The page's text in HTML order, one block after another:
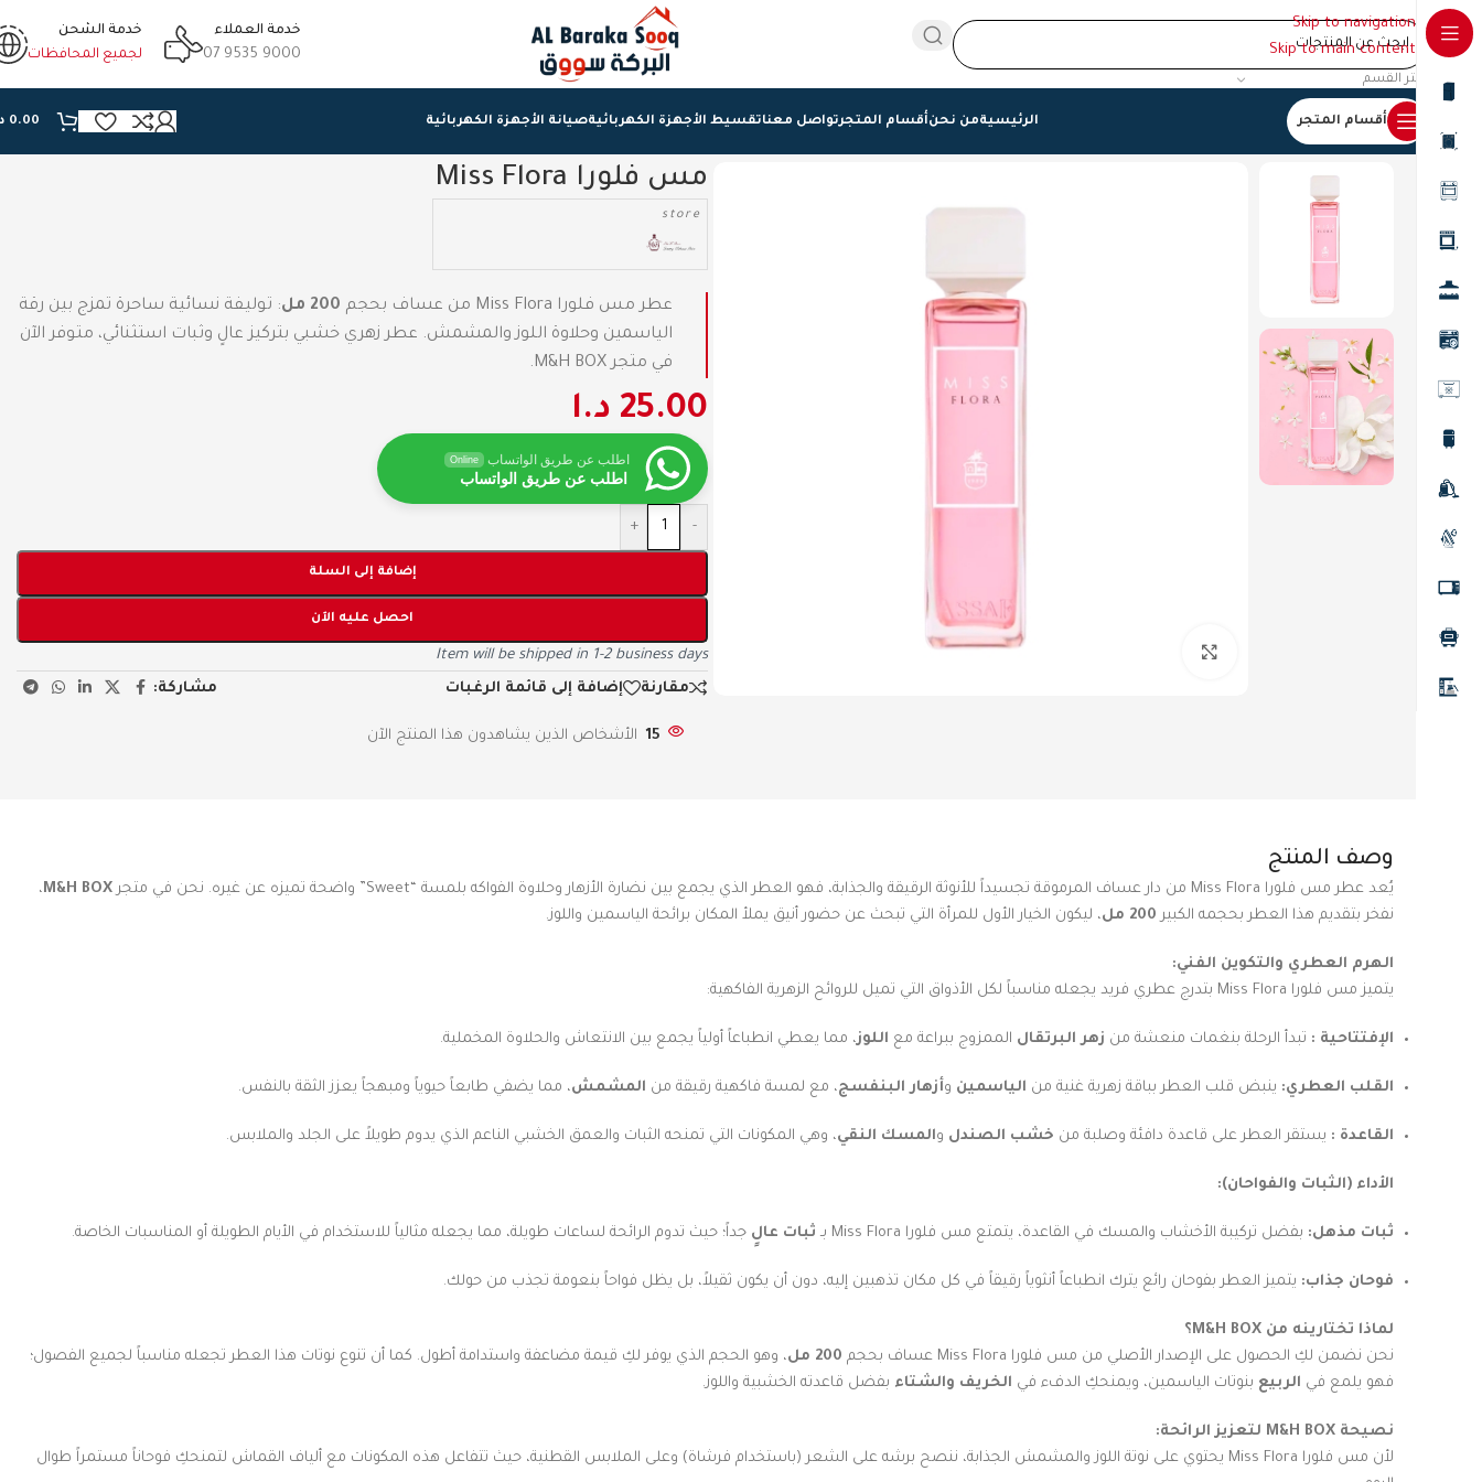
Skip to navigation
Skip to main content
اختر القسم
خدمة العملاء
07 9535 9000
خدمة الشحن
لجميع المحافظات
أقسام المتجر الرئيسيةمن نحنأقسام المتجرتواصل معناتقسيط الأجهزة الكهربائيةصيانة الأجهزة الكهربائية 0.00
الرئيسية/عطور/عطور نسائية
مس فلورا Miss Flora
store
عطر مس فلورا Miss Flora من عساف بحجم 200 مل
: توليفة نسائية ساحرة تمزج بين رقة
الياسمين وحلاوة اللوز والمشمش. عطر زهري خشبي بتركيز عالٍ وثبات استثنائي، متوفر الآن
في متجر M&H BOX.
25.00 د.ا
اطلب عن طريق الواتساب Online
اطلب عن طريق الواتساب
-
+
إضافة إلى السلة
احصل عليه الآن
Item will be shipped in 1-2 business days
مقارنة إضافة إلى قائمة الرغبات مشاركة:
15 الأشخاص الذين يشاهدون هذا المنتج الآن
وصف المنتج
يُعد عطر مس فلورا Miss Flora من دار عساف المرموقة تجسيداً للأنوثة الرقيقة والجذابة، فهو العطر الذي يجمع بين نضارة الأزهار وحلاوة الفواكه بلمسة “Sweet” واضحة تميزه عن غيره. نحن في متجر M&H BOX،
نفخر بتقديم هذا العطر بحجمه الكبير 200 مل ، ليكون الخيار الأول للمرأة التي تبحث عن حضور أنيق يملأ المكان برائحة الياسمين واللوز.
الهرم العطري والتكوين الفني:
يتميز مس فلورا Miss Flora بتدرج عطري فريد يجعله مناسباً لكل الأذواق التي تميل للروائح الزهرية الفاكهية:
الإفتتاحية : تبدأ الرحلة بنغمات منعشة من زهر البرتقال الممزوج ببراعة مع اللوز، مما يعطي انطباعاً أولياً يجمع بين الانتعاش والحلاوة المخملية.
القلب العطري: ينبض قلب العطر بباقة زهرية غنية من الياسمين وأزهار البنفسج، مع لمسة فاكهية رقيقة من المشمش، مما يضفي طابعاً حيوياً ومبهجاً يعزز الثقة بالنفس.
القاعدة : يستقر العطر على قاعدة دافئة وصلبة من خشب الصندل والمسك النقي، وهي المكونات التي تمنحه الثبات والعمق الخشبي الناعم الذي يدوم طويلاً على الجلد والملابس.
الأداء (الثبات والفواحان):
ثبات مذهل: بفضل تركيبة الأخشاب والمسك في القاعدة، يتمتع مس فلورا Miss Flora بـ ثبات عالٍ جداً؛ حيث تدوم الرائحة لساعات طويلة، مما يجعله مثالياً للاستخدام في الأيام الطويلة أو المناسبات الخاصة.
فوحان جذاب: يتميز العطر بفوحان رائع يترك انطباعاً أنثوياً رقيقاً في كل مكان تذهبين إليه، دون أن يكون ثقيلاً، بل يظل فواحاً بنعومة تجذب من حولك.
لماذا تختارينه من M&H BOX؟
نحن نضمن لكِ الحصول على الإصدار الأصلي من مس فلورا Miss Flora عساف بحجم
200 مل
، وهو الحجم الذي يوفر لكِ قيمة مضاعفة واستدامة أطول. كما أن تنوع نوتات هذا العطر تجعله مناسباً لجميع الفصول؛
فهو يلمع في الربيع بنوتات الياسمين، ويمنحكِ الدفء في الخريف والشتاء بفضل قاعدته الخشبية واللوز.
نصيحة M&H BOX لتعزيز الرائحة:
لأن مس فلورا Miss Flora يحتوي على نوتة اللوز والمشمش الجذابة، ننصح برشه على الشعر (باستخدام فرشاة) وعلى الملابس القطنية، حيث تتفاعل هذه المكونات مع ألياف القماش لتمنحكِ فوحاناً مستمراً طوال